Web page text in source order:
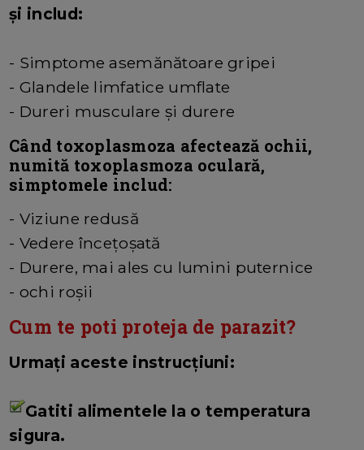
și includ:
- Simptome asemănătoare gripei
- Glandele limfatice umflate
- Dureri musculare și durere
Când toxoplasmoza afectează ochii,
numită toxoplasmoza oculară,
simptomele includ:
- Viziune redusă
- Vedere încețoșată
- Durere, mai ales cu lumini puternice
- ochi roșii
Cum te poti proteja de parazit?
Urmați aceste instrucțiuni:
Gatiti alimentele la o temperatura
sigura.